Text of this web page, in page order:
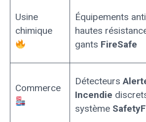
Usine
chimique
Équipements
hautes
gants FireSafe
Commerce
Détecteurs
Incendie
système